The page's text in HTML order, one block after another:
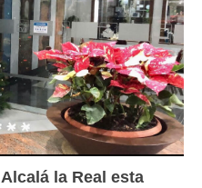
la Real esta